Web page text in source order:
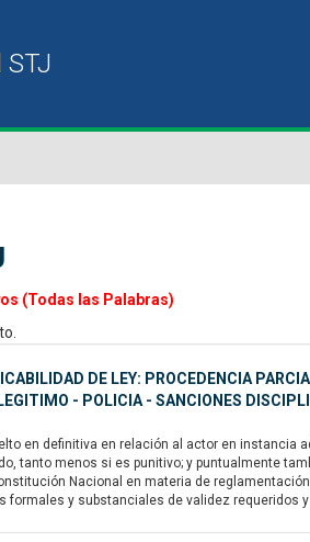
(Todas las Palabras)
DE LEY: PROCEDENCIA
- POLICIA - SANCIONES
en definitiva en relación al actor en
tanto menos si es punitivo; y puntualmente
Nacional en materia de
y substanciales de validez requeridos